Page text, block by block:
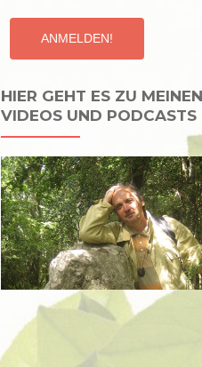
HIER GEHT ES ZU MEINEN
VIDEOS UND PODCASTS